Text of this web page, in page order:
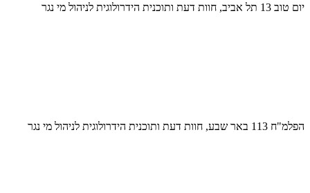
יום טוב 13 תל אביב, חוות דעת ותוכנית הידרולוגית לניהול מי נגר
הפלמ"ח 113 באר שבע, חוות דעת ותוכנית הידרולוגית לניהול מי נגר